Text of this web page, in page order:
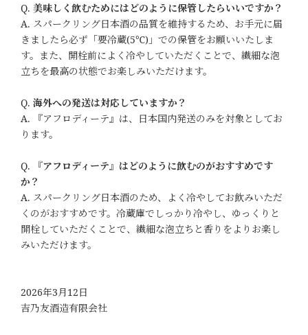
Q. 美味しく飲むためにはどのように保管したらいいですか？
A. スパークリング日本酒の品質を維持するため、お手元に届
きましたら必ず「要冷蔵(5℃)」での保管をお願いいたしま
す。また、開栓前によく冷やしていただくことで、繊細な泡
立ちを最高の状態でお楽しみいただけます。
Q. 海外への発送は対応していますか？
A. 『アフロディーテ』は、日本国内発送のみを対象としてお
ります。
Q.
『アフロディーテ』はどのように飲むのがおすすめです
か？
A. スパークリング日本酒のため、よく冷やしてお飲みいただ
くのがおすすめです。冷蔵庫でしっかり冷やし、ゆっくりと
開栓していただくことで、繊細な泡立ちと香りをよりお楽し
みいただけます。
2026年3月12日
吉乃友酒造有限会社